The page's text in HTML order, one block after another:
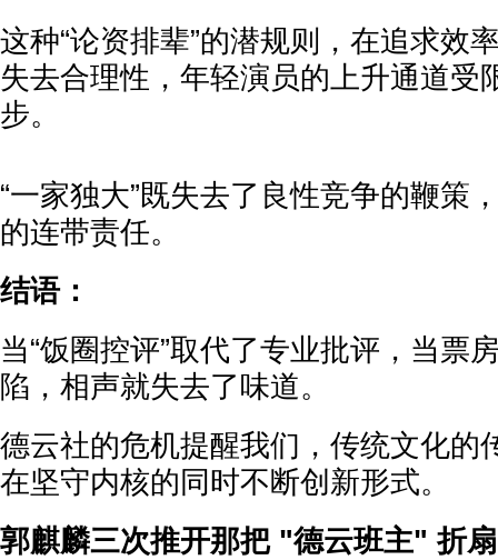
这种“论资排辈”的潜规则，在追求效
失去合理性，年轻演员的上升通道受
步。
“一家独大”既失去了良性竞争的鞭策
的连带责任。
结语：
当“饭圈控评”取代了专业批评，当票
陷，相声就失去了味道。
德云社的危机提醒我们，传统文化的
在坚守内核的同时不断创新形式。
郭麒麟三次推开那把 "德云班主" 折